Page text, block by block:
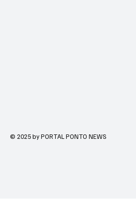
© 2025 by PORTAL PONTO NEWS